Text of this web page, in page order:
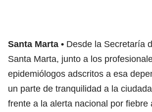
Santa Marta
Desde la Secretaría
Santa Marta, junto a los
epidemiólogos adscritos a esa
un parte de tranquilidad a la
frente a la alerta nacional por fiebre